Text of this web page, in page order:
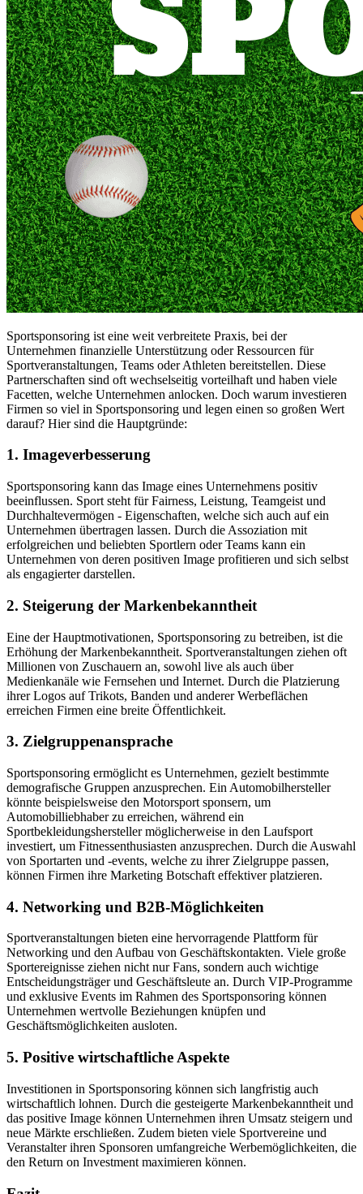
Sportsponsoring ist eine weit verbreitete Praxis, bei der
Unternehmen finanzielle Unterstützung oder Ressourcen für
Sportveranstaltungen, Teams oder Athleten bereitstellen. Diese
Partnerschaften sind oft wechselseitig vorteilhaft und haben viele
Facetten, welche Unternehmen anlocken. Doch warum investieren
Firmen so viel in Sportsponsoring und legen einen so großen Wert
darauf? Hier sind die Hauptgründe:
1. Imageverbesserung
Sportsponsoring kann das Image eines Unternehmens positiv
beeinflussen. Sport steht für Fairness, Leistung, Teamgeist und
Durchhaltevermögen - Eigenschaften, welche sich auch auf ein
Unternehmen übertragen lassen. Durch die Assoziation mit
erfolgreichen und beliebten Sportlern oder Teams kann ein
Unternehmen von deren positiven Image profitieren und sich selbst
als engagierter darstellen.
2. Steigerung der Markenbekanntheit
Eine der Hauptmotivationen, Sportsponsoring zu betreiben, ist die
Erhöhung der Markenbekanntheit. Sportveranstaltungen ziehen oft
Millionen von Zuschauern an, sowohl live als auch über
Medienkanäle wie Fernsehen und Internet. Durch die Platzierung
ihrer Logos auf Trikots, Banden und anderer Werbeflächen
erreichen Firmen eine breite Öffentlichkeit.
3. Zielgruppenansprache
Sportsponsoring ermöglicht es Unternehmen, gezielt bestimmte
demografische Gruppen anzusprechen. Ein Automobilhersteller
könnte beispielsweise den Motorsport sponsern, um
Automobilliebhaber zu erreichen, während ein
Sportbekleidungshersteller möglicherweise in den Laufsport
investiert, um Fitnessenthusiasten anzusprechen. Durch die Auswahl
von Sportarten und -events, welche zu ihrer Zielgruppe passen,
können Firmen ihre Marketing Botschaft effektiver platzieren.
4. Networking und B2B-Möglichkeiten
Sportveranstaltungen bieten eine hervorragende Plattform für
Networking und den Aufbau von Geschäftskontakten. Viele große
Sportereignisse ziehen nicht nur Fans, sondern auch wichtige
Entscheidungsträger und Geschäftsleute an. Durch VIP-Programme
und exklusive Events im Rahmen des Sportsponsoring können
Unternehmen wertvolle Beziehungen knüpfen und
Geschäftsmöglichkeiten ausloten.
5. Positive wirtschaftliche Aspekte
Investitionen in Sportsponsoring können sich langfristig auch
wirtschaftlich lohnen. Durch die gesteigerte Markenbekanntheit und
das positive Image können Unternehmen ihren Umsatz steigern und
neue Märkte erschließen. Zudem bieten viele Sportvereine und
Veranstalter ihren Sponsoren umfangreiche Werbemöglichkeiten, die
den Return on Investment maximieren können.